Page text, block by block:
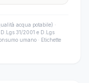
acqua potabile) ·
31/2001 e D.Lgs
umano · Etichette